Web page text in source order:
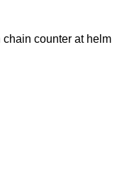
counter at helm